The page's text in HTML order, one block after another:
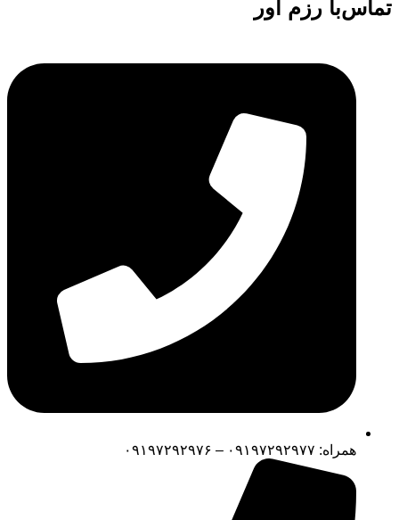
تماس‌با رزم آور
همراه: ۰۹۱۹۷۲۹۲۹۷۷ – ۰۹۱۹۷۲۹۲۹۷۶